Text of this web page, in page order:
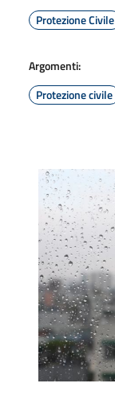
Protezione Civile
Argomenti:
Protezione civile